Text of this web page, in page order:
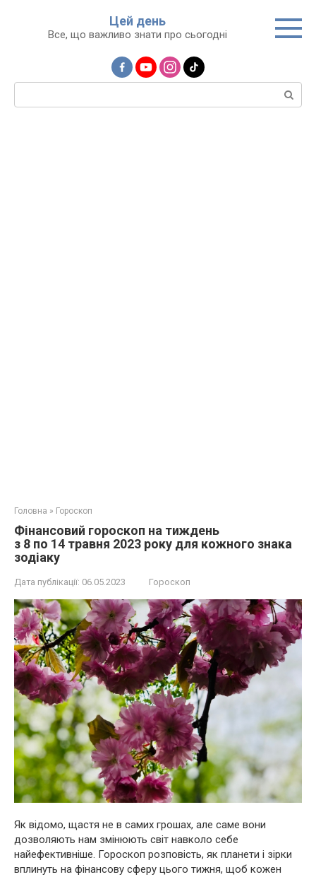
Цей день
Все, що важливо знати про сьогодні
Пошук:
Головна » Гороскоп
Фінансовий гороскоп на тиждень
з 8 по 14 травня 2023 року для кожного знака
зодіаку
Дата публікації: 06.05.2023 Гороскоп
Як відомо, щастя не в самих грошах, але саме вони
дозволяють нам змінюють світ навколо себе
найефективніше. Гороскоп розповість, як планети і зірки
вплинуть на фінансову сферу цього тижня, щоб кожен